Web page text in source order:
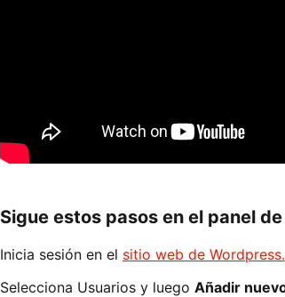
Sigue estos pasos en el panel
Inicia sesión en el sitio web de Wordpress.
Selecciona Usuarios y luego Añadir